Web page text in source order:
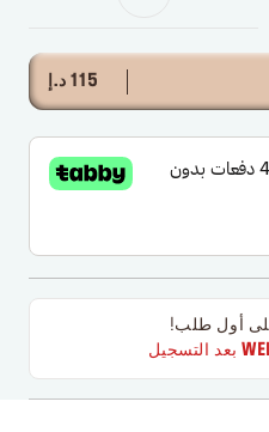
115 د.إ
بعد التسجيل